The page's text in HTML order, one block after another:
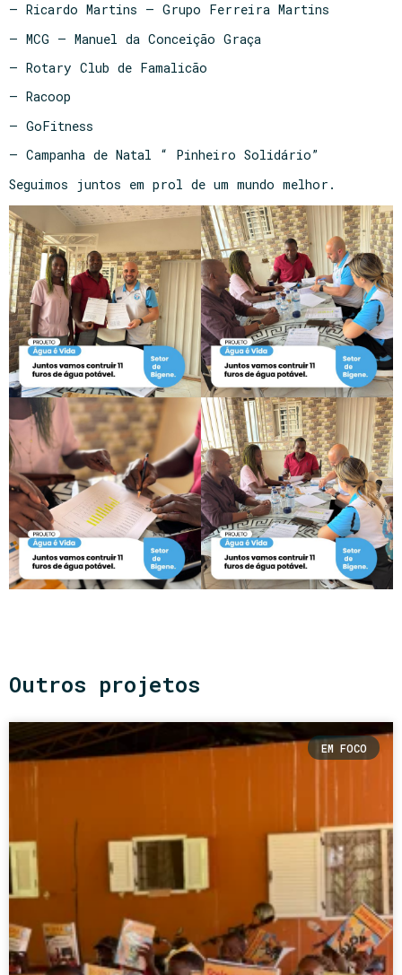
– Ricardo Martins – Grupo Ferreira Martins
– MCG – Manuel da Conceição Graça
– Rotary Club de Famalicão
– Racoop
– GoFitness
– Campanha de Natal “ Pinheiro Solidário”
Seguimos juntos em prol de um mundo melhor.
Outros projetos
EM FOCO